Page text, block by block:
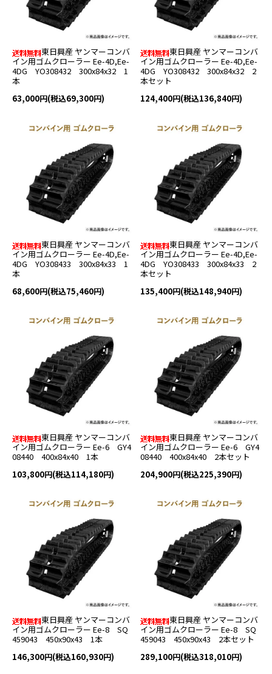
東日興産 ヤンマーコンバ
イン用ゴムクローラー Ee-4D,Ee-
4DG YO308432 300x84x32 1
本
63,000円(税込69,300円)
東日興産 ヤンマーコンバ
イン用ゴムクローラー Ee-4D,Ee-
4DG YO308432 300x84x32 2
本セット
124,400円(税込136,840円)
東日興産 ヤンマーコンバ
イン用ゴムクローラー Ee-4D,Ee-
4DG YO308433 300x84x33 1
本
68,600円(税込75,460円)
東日興産 ヤンマーコンバ
イン用ゴムクローラー Ee-4D,Ee-
4DG YO308433 300x84x33 2
本セット
135,400円(税込148,940円)
東日興産 ヤンマーコンバ
イン用ゴムクローラー Ee-6 GY4
08440 400x84x40 1本
103,800円(税込114,180円)
東日興産 ヤンマーコンバ
イン用ゴムクローラー Ee-6 GY4
08440 400x84x40 2本セット
204,900円(税込225,390円)
東日興産 ヤンマーコンバ
イン用ゴムクローラー Ee-8 SQ
459043 450x90x43 1本
146,300円(税込160,930円)
東日興産 ヤンマーコンバ
イン用ゴムクローラー Ee-8 SQ
459043 450x90x43 2本セット
289,100円(税込318,010円)